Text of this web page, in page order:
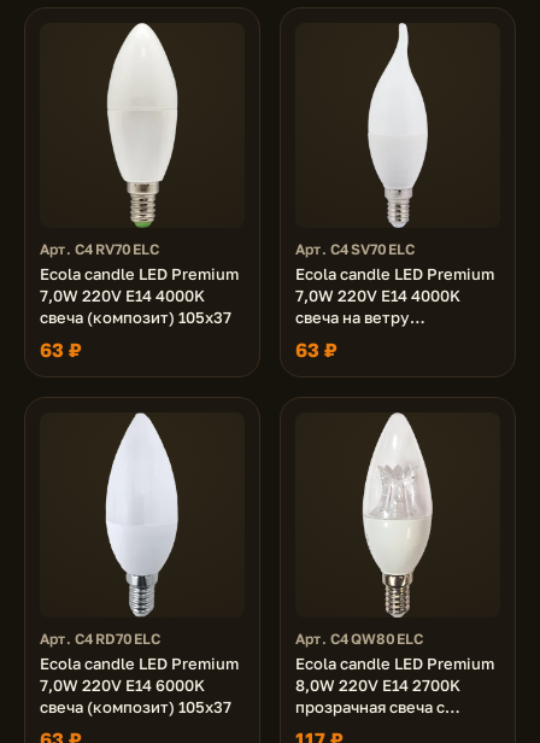
Арт. C4RV70ELC
Ecola candle LED Premium
7,0W 220V E14 4000K
свеча (композит) 105x37
63 ₽
Арт. C4SV70ELC
Ecola candle LED Premium
7,0W 220V E14 4000K
свеча на ветру
(композит) 130x37
63 ₽
Арт. C4RD70ELC
Ecola candle LED Premium
7,0W 220V E14 6000K
свеча (композит) 105x37
Арт. C4QW80ELC
Ecola candle LED Premium
8,0W 220V E14 2700K
прозрачная свеча с
линзой (композит) 105x37